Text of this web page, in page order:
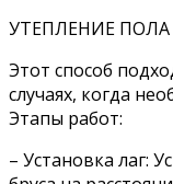
УТЕПЛЕНИЕ
Этот способ
случаях, когда
Этапы работ:
– Установка лаг: